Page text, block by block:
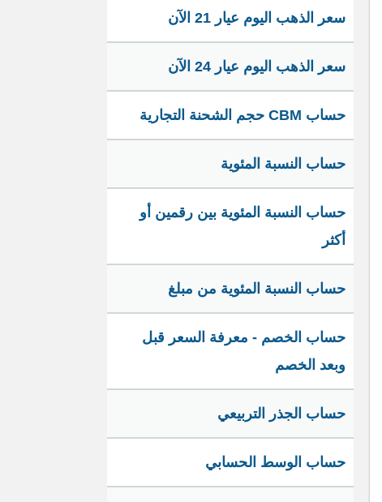
سعر الذهب اليوم عيار 21 الآن
سعر الذهب اليوم عيار 24 الآن
حساب CBM حجم الشحنة التجارية
حساب النسبة المئوية
حساب النسبة المئوية بين رقمين أو
أكثر
حساب النسبة المئوية من مبلغ
حساب الخصم - معرفة السعر قبل
وبعد الخصم
حساب الجذر التربيعي
حساب الوسط الحسابي